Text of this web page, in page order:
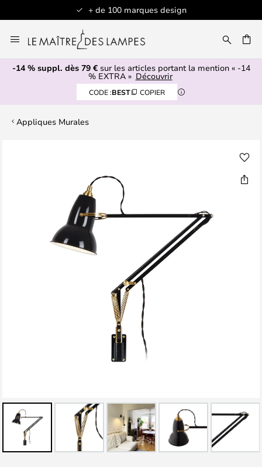
+ de 100 marques design
au
contenu
-14 % suppl. dès 79 €sur les articles portant la mention « -14
% EXTRA » Découvrir
CODE :BEST COPIER
Appliques Murales